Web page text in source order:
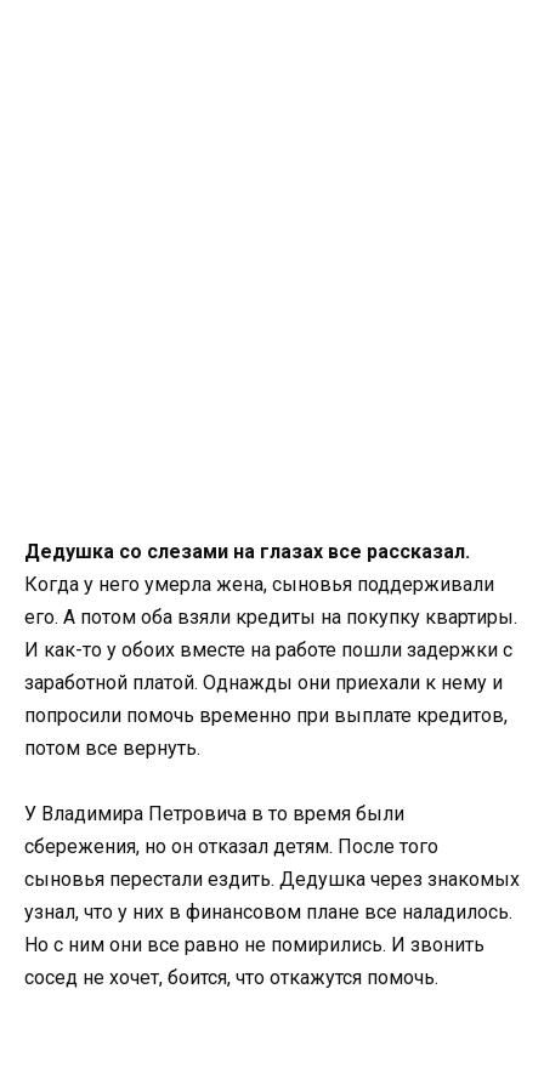
Дедушка со слезами на глазах все рассказал.
Когда у него умерла жена, сыновья поддерживали
его. А потом оба взяли кредиты на покупку квартиры.
И как-то у обоих вместе на работе пошли задержки с
заработной платой. Однажды они приехали к нему и
попросили помочь временно при выплате кредитов,
потом все вернуть.
У Владимира Петровича в то время были
сбережения, но он отказал детям. После того
сыновья перестали ездить. Дедушка через знакомых
узнал, что у них в финансовом плане все наладилось.
Но с ним они все равно не помирились. И звонить
сосед не хочет, боится, что откажутся помочь.